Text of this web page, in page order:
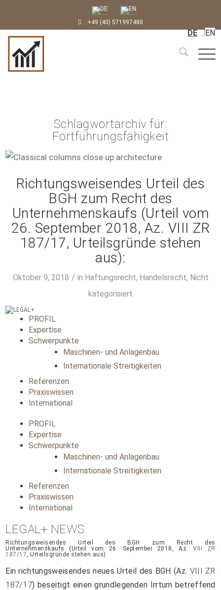
: +49 (40) 571997480
Schlagwortarchiv für:
Fortführungsfähigkeit
Richtungsweisendes Urteil des
BGH zum Recht des
Unternehmenskaufs (Urteil vom
26. September 2018, Az. VIII ZR
187/17, Urteilsgründe stehen
aus):
Oktober 9, 2018 / in Haftungsrecht, Handelsrecht, Nicht
kategorisiert
PROFIL
Expertise
Schwerpunkte
Maschinen- und Anlagenbau
Internationale Streitigkeiten
Referenzen
Praxiswissen
International
PROFIL
Expertise
Schwerpunkte
Maschinen- und Anlagenbau
Internationale Streitigkeiten
Referenzen
Praxiswissen
International
LEGAL+ NEWS
Richtungsweisendes Urteil des BGH zum Recht des
Unternehmenskaufs (Urteil vom 26. September 2018, Az.VIII ZR
187/17, Urteilsgründe stehen aus)
Ein richtungsweisendes neues Urteil des BGH (Az. VIII ZR
187/17) beseitigt einen grundlegenden Irrtum betreffend
DE EN